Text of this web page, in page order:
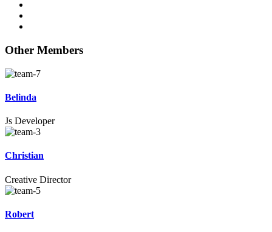
Other Members
Belinda
Js Developer
Christian
Creative Director
Robert